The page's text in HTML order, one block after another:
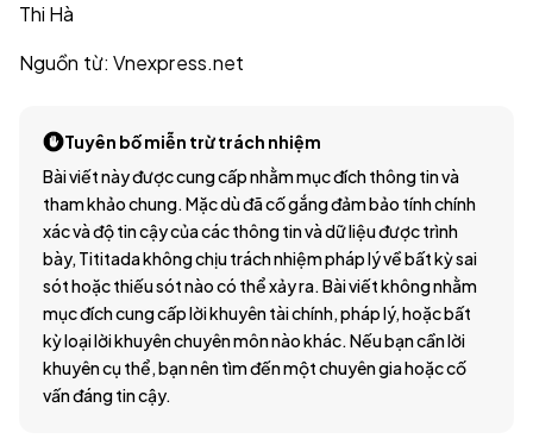
Thi Hà
Nguồn từ: Vnexpress.net
Tuyên bố miễn trừ trách nhiệm
Bài viết này được cung cấp nhằm mục đích thông tin và
tham khảo chung. Mặc dù đã cố gắng đảm bảo tính chính
xác và độ tin cậy của các thông tin và dữ liệu được trình
bày, Tititada không chịu trách nhiệm pháp lý về bất kỳ sai
sót hoặc thiếu sót nào có thể xảy ra. Bài viết không nhằm
mục đích cung cấp lời khuyên tài chính, pháp lý, hoặc bất
kỳ loại lời khuyên chuyên môn nào khác. Nếu bạn cần lời
khuyên cụ thể, bạn nên tìm đến một chuyên gia hoặc cố
vấn đáng tin cậy.